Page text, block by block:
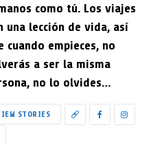
como tú. Los viajes
una lección de vida, así
cuando empieces, no
a ser la misma
no lo olvides…
STORIES